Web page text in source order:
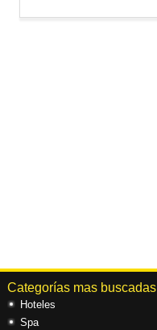
Categorías mas buscadas
Hoteles
Spa